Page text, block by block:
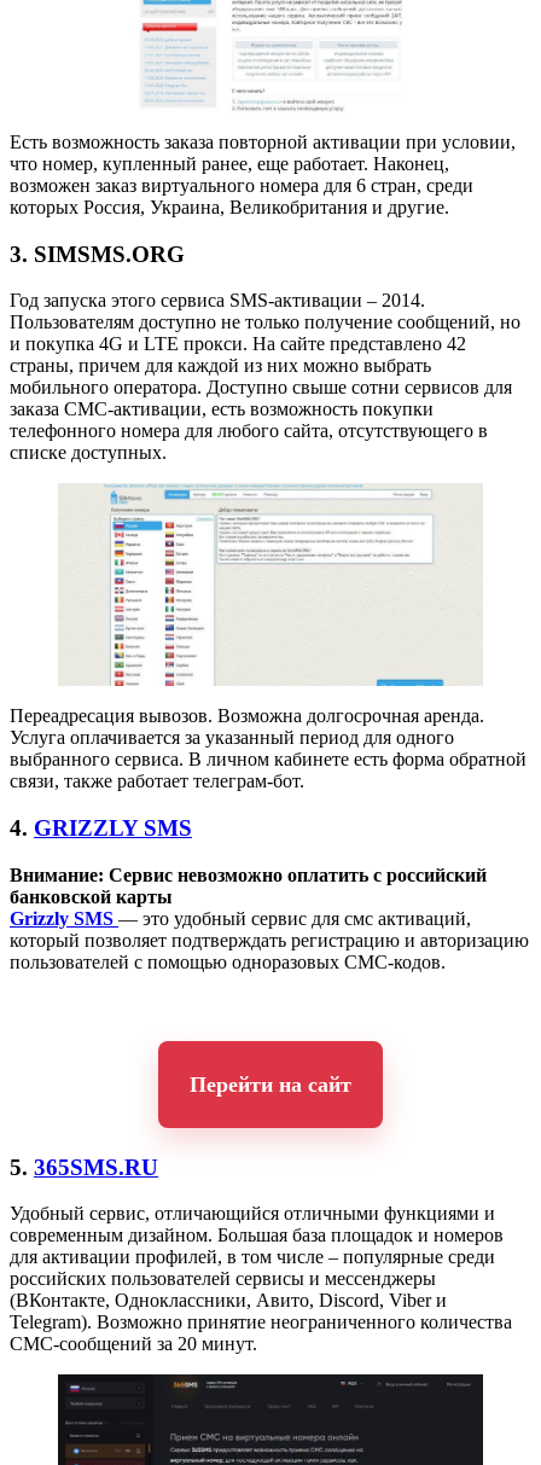
Есть возможность заказа повторной активации при условии,
что номер, купленный ранее, еще работает. Наконец,
возможен заказ виртуального номера для 6 стран, среди
которых Россия, Украина, Великобритания и другие.
3. SIMSMS.ORG
Год запуска этого сервиса SMS-активации – 2014.
Пользователям доступно не только получение сообщений, но
и покупка 4G и LTE прокси. На сайте представлено 42
страны, причем для каждой из них можно выбрать
мобильного оператора. Доступно свыше сотни сервисов для
заказа СМС-активации, есть возможность покупки
телефонного номера для любого сайта, отсутствующего в
списке доступных.
Переадресация вывозов. Возможна долгосрочная аренда.
Услуга оплачивается за указанный период для одного
выбранного сервиса. В личном кабинете есть форма обратной
связи, также работает телеграм-бот.
4. GRIZZLY SMS
Внимание: Сервис невозможно оплатить с российский
банковской карты
Grizzly SMS — это удобный сервис для смс активаций,
который позволяет подтверждать регистрацию и авторизацию
пользователей с помощью одноразовых СМС-кодов.
Перейти на сайт
5. 365SMS.RU
Удобный сервис, отличающийся отличными функциями и
современным дизайном. Большая база площадок и номеров
для активации профилей, в том числе – популярные среди
российских пользователей сервисы и мессенджеры
(ВКонтакте, Одноклассники, Авито, Discord, Viber и
Telegram). Возможно принятие неограниченного количества
СМС-сообщений за 20 минут.